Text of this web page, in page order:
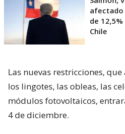
afectado
de
Chile
Las nuevas restricciones,
los lingotes, las obleas, las
módulos fotovoltaicos,
4 de diciembre.